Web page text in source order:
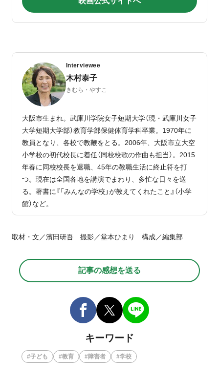
Interviewee
木村泰子
きむら・やすこ
大阪市生まれ。武庫川学院女子短期大学（現・武庫川女子
大学短期大学部）教育学部保健体育学科卒業。1970年に
教員となり、各校で教鞭をとる。2006年、大阪市立大空
小学校の初代校長に着任（同校校歌の作曲も担当）。2015
年春に同校校長を退職、45年の教職生活に終止符を打
つ。現在は全国各地を講演でまわり、多忙な日々を送
る。著書に『「みんなの学校」が教えてくれたこと』（小学
館）など。
取材・文／濱田研吾 撮影／堂本ひまり 構成／編集部
記事の感想を送る
キーワード
子ども 教育 障害者 学校